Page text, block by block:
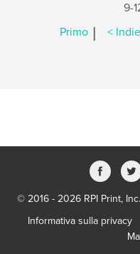
9-
Primo | <
© 2016 - 2026 RPI Print, Inc.
Informativa sulla privacy